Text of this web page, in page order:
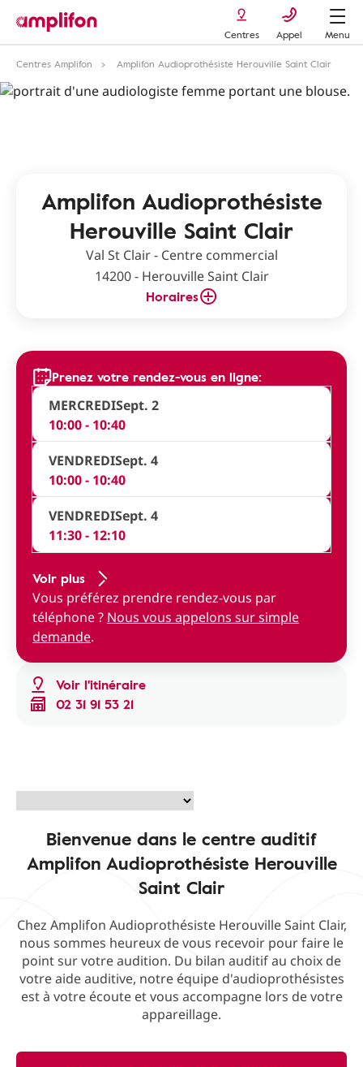
Centres Appel
Menu
Centres Amplifon
Amplifon Audioprothésiste Herouville Saint Clair
Amplifon Audioprothésiste
Herouville Saint Clair
Val St Clair - Centre commercial
14200 - Herouville Saint Clair
Horaires
Voir l'itinéraire
02 31 91 53 21
Prenez votre rendez-vous en ligne:
MERCREDISept. 2
10:00 - 10:40
VENDREDISept. 4
10:00 - 10:40
VENDREDISept. 4
11:30 - 12:10
Voir plus
Vous préférez prendre rendez-vous par
téléphone ? Nous vous appelons sur simple
demande.
Bienvenue dans le centre auditif
Amplifon Audioprothésiste Herouville
Saint Clair
Chez Amplifon Audioprothésiste Herouville Saint Clair,
nous sommes heureux de vous recevoir pour faire le
point sur votre audition. Du bilan auditif au choix de
votre aide auditive, notre équipe d'audioprothésistes
est à votre écoute et vous accompagne lors de votre
appareillage.